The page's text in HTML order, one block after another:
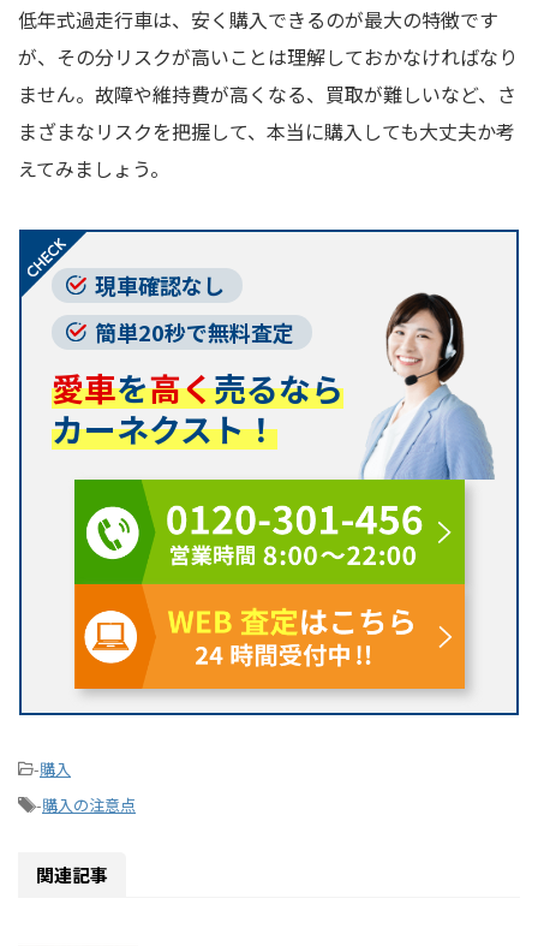
低年式過走行車は、安く購入できるのが最大の特徴です
が、その分リスクが高いことは理解しておかなければなり
ません。故障や維持費が高くなる、買取が難しいなど、さ
まざまなリスクを把握して、本当に購入しても大丈夫か考
えてみましょう。
現車確認なし
簡単20秒で無料査定
愛車を高く売るなら
カーネクスト！
-購入
-購入の注意点
関連記事